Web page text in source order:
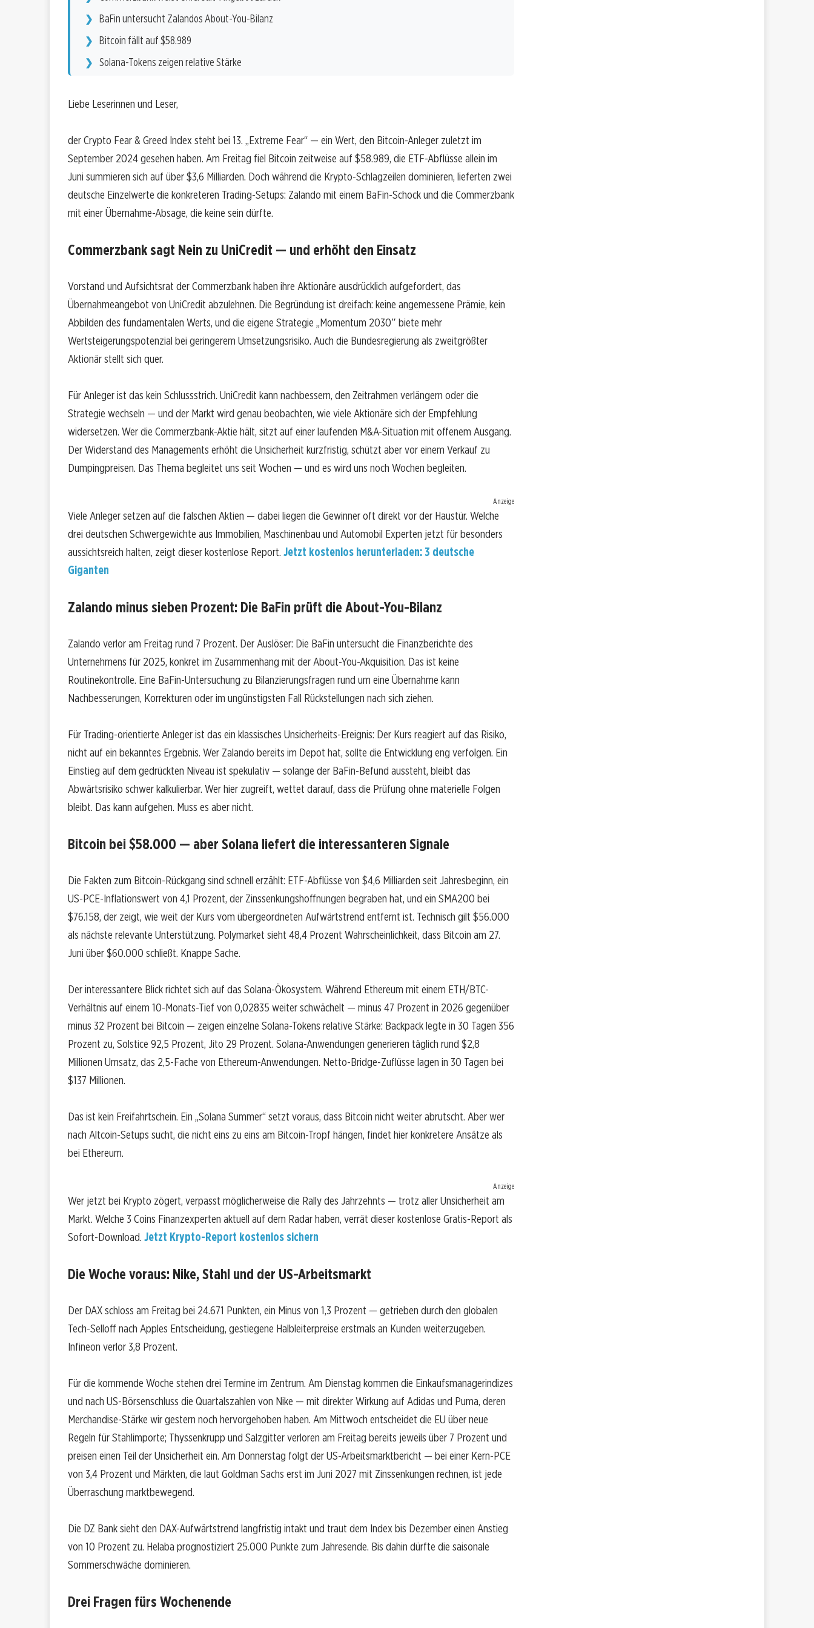
BaFin untersucht Zalandos About-You-Bilanz
Bitcoin fällt auf $58.989
Solana-Tokens zeigen relative Stärke
Liebe Leserinnen und Leser,
der Crypto Fear & Greed Index steht bei 13. „Extreme Fear“ — ein Wert, den Bitcoin-Anleger zuletzt im
September 2024 gesehen haben. Am Freitag fiel Bitcoin zeitweise auf $58.989, die ETF-Abflüsse allein im
Juni summieren sich auf über $3,6 Milliarden. Doch während die Krypto-Schlagzeilen dominieren, lieferten zwei
deutsche Einzelwerte die konkreteren Trading-Setups: Zalando mit einem BaFin-Schock und die Commerzbank
mit einer Übernahme-Absage, die keine sein dürfte.
Commerzbank sagt Nein zu UniCredit — und erhöht den Einsatz
Vorstand und Aufsichtsrat der Commerzbank haben ihre Aktionäre ausdrücklich aufgefordert, das
Übernahmeangebot von UniCredit abzulehnen. Die Begründung ist dreifach: keine angemessene Prämie, kein
Abbilden des fundamentalen Werts, und die eigene Strategie „Momentum 2030″ biete mehr
Wertsteigerungspotenzial bei geringerem Umsetzungsrisiko. Auch die Bundesregierung als zweitgrößter
Aktionär stellt sich quer.
Für Anleger ist das kein Schlussstrich. UniCredit kann nachbessern, den Zeitrahmen verlängern oder die
Strategie wechseln — und der Markt wird genau beobachten, wie viele Aktionäre sich der Empfehlung
widersetzen. Wer die Commerzbank-Aktie hält, sitzt auf einer laufenden M&A-Situation mit offenem Ausgang.
Der Widerstand des Managements erhöht die Unsicherheit kurzfristig, schützt aber vor einem Verkauf zu
Dumpingpreisen. Das Thema begleitet uns seit Wochen — und es wird uns noch Wochen begleiten.
Anzeige
Viele Anleger setzen auf die falschen Aktien — dabei liegen die Gewinner oft direkt vor der Haustür. Welche
drei deutschen Schwergewichte aus Immobilien, Maschinenbau und Automobil Experten jetzt für besonders
aussichtsreich halten, zeigt dieser kostenlose Report. Jetzt kostenlos herunterladen: 3 deutsche
Giganten
Zalando minus sieben Prozent: Die BaFin prüft die About-You-Bilanz
Zalando verlor am Freitag rund 7 Prozent. Der Auslöser: Die BaFin untersucht die Finanzberichte des
Unternehmens für 2025, konkret im Zusammenhang mit der About-You-Akquisition. Das ist keine
Routinekontrolle. Eine BaFin-Untersuchung zu Bilanzierungsfragen rund um eine Übernahme kann
Nachbesserungen, Korrekturen oder im ungünstigsten Fall Rückstellungen nach sich ziehen.
Für Trading-orientierte Anleger ist das ein klassisches Unsicherheits-Ereignis: Der Kurs reagiert auf das Risiko,
nicht auf ein bekanntes Ergebnis. Wer Zalando bereits im Depot hat, sollte die Entwicklung eng verfolgen. Ein
Einstieg auf dem gedrückten Niveau ist spekulativ — solange der BaFin-Befund aussteht, bleibt das
Abwärtsrisiko schwer kalkulierbar. Wer hier zugreift, wettet darauf, dass die Prüfung ohne materielle Folgen
bleibt. Das kann aufgehen. Muss es aber nicht.
Bitcoin bei $58.000 — aber Solana liefert die interessanteren Signale
Die Fakten zum Bitcoin-Rückgang sind schnell erzählt: ETF-Abflüsse von $4,6 Milliarden seit Jahresbeginn, ein
US-PCE-Inflationswert von 4,1 Prozent, der Zinssenkungshoffnungen begraben hat, und ein SMA200 bei
$76.158, der zeigt, wie weit der Kurs vom übergeordneten Aufwärtstrend entfernt ist. Technisch gilt $56.000
als nächste relevante Unterstützung. Polymarket sieht 48,4 Prozent Wahrscheinlichkeit, dass Bitcoin am 27.
Juni über $60.000 schließt. Knappe Sache.
Der interessantere Blick richtet sich auf das Solana-Ökosystem. Während Ethereum mit einem ETH/BTC-
Verhältnis auf einem 10-Monats-Tief von 0,02835 weiter schwächelt — minus 47 Prozent in 2026 gegenüber
minus 32 Prozent bei Bitcoin — zeigen einzelne Solana-Tokens relative Stärke: Backpack legte in 30 Tagen 356
Prozent zu, Solstice 92,5 Prozent, Jito 29 Prozent. Solana-Anwendungen generieren täglich rund $2,8
Millionen Umsatz, das 2,5-Fache von Ethereum-Anwendungen. Netto-Bridge-Zuflüsse lagen in 30 Tagen bei
$137 Millionen.
Das ist kein Freifahrtschein. Ein „Solana Summer“ setzt voraus, dass Bitcoin nicht weiter abrutscht. Aber wer
nach Altcoin-Setups sucht, die nicht eins zu eins am Bitcoin-Tropf hängen, findet hier konkretere Ansätze als
bei Ethereum.
Anzeige
Wer jetzt bei Krypto zögert, verpasst möglicherweise die Rally des Jahrzehnts — trotz aller Unsicherheit am
Markt. Welche 3 Coins Finanzexperten aktuell auf dem Radar haben, verrät dieser kostenlose Gratis-Report als
Sofort-Download. Jetzt Krypto-Report kostenlos sichern
Die Woche voraus: Nike, Stahl und der US-Arbeitsmarkt
Der DAX schloss am Freitag bei 24.671 Punkten, ein Minus von 1,3 Prozent — getrieben durch den globalen
Tech-Selloff nach Apples Entscheidung, gestiegene Halbleiterpreise erstmals an Kunden weiterzugeben.
Infineon verlor 3,8 Prozent.
Für die kommende Woche stehen drei Termine im Zentrum. Am Dienstag kommen die Einkaufsmanagerindizes
und nach US-Börsenschluss die Quartalszahlen von Nike — mit direkter Wirkung auf Adidas und Puma, deren
Merchandise-Stärke wir gestern noch hervorgehoben haben. Am Mittwoch entscheidet die EU über neue
Regeln für Stahlimporte; Thyssenkrupp und Salzgitter verloren am Freitag bereits jeweils über 7 Prozent und
preisen einen Teil der Unsicherheit ein. Am Donnerstag folgt der US-Arbeitsmarktbericht — bei einer Kern-PCE
von 3,4 Prozent und Märkten, die laut Goldman Sachs erst im Juni 2027 mit Zinssenkungen rechnen, ist jede
Überraschung marktbewegend.
Die DZ Bank sieht den DAX-Aufwärtstrend langfristig intakt und traut dem Index bis Dezember einen Anstieg
von 10 Prozent zu. Helaba prognostiziert 25.000 Punkte zum Jahresende. Bis dahin dürfte die saisonale
Sommerschwäche dominieren.
Drei Fragen fürs Wochenende